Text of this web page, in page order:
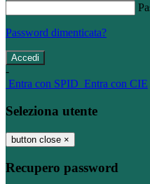
Password dimenticata?
-
Entra con SPID Entra con CIE
Seleziona utente
button close ×
Recupero password